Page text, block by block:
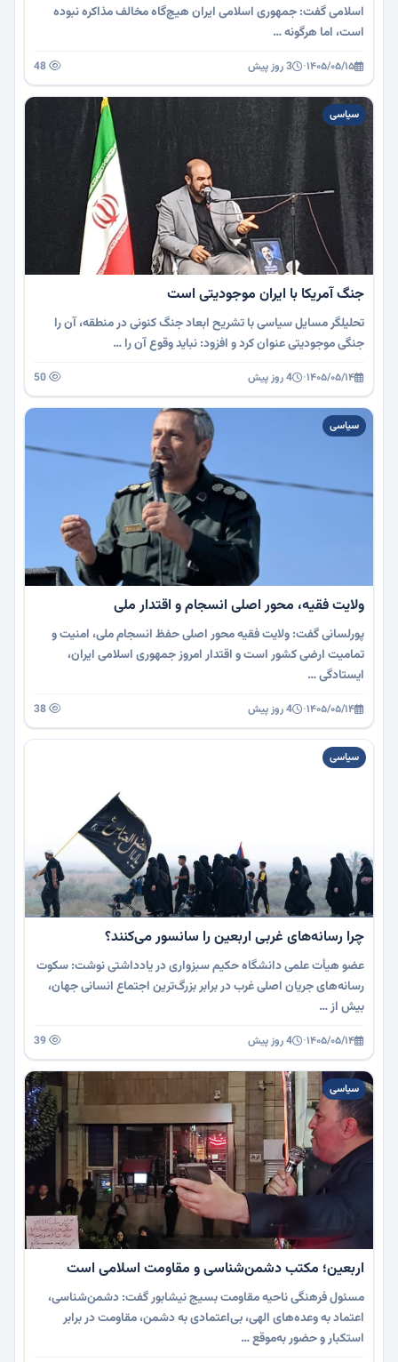
اسلامی گفت: جمهوری اسلامی ایران هیچ‌گاه مخالف مذاکره نبوده
است، اما هرگونه …
۱۴۰۵/۰۵/۱۵· 3 روز پیش
سیاسی
جنگ آمریکا با ایران موجودیتی است
تحلیلگر مسایل سیاسی با تشریح ابعاد جنگ کنونی در منطقه، آن را
جنگی موجودیتی عنوان کرد و افزود: نباید وقوع آن را …
۱۴۰۵/۰۵/۱۴· 4 روز پیش
سیاسی
ولایت فقیه، محور اصلی انسجام و اقتدار ملی
پورلسانی گفت: ولایت فقیه محور اصلی حفظ انسجام ملی، امنیت و
تمامیت ارضی کشور است و اقتدار امروز جمهوری اسلامی ایران،
ایستادگی …
۱۴۰۵/۰۵/۱۴· 4 روز پیش
سیاسی
چرا رسانه‌های غربی اربعین را سانسور می‌کنند؟
عضو هیأت علمی دانشگاه حکیم سبزواری در یادداشتی نوشت: سکوت
رسانه‌های جریان اصلی غرب در برابر بزرگ‌ترین اجتماع انسانی جهان،
بیش از …
۱۴۰۵/۰۵/۱۴· 4 روز پیش
سیاسی
اربعین؛ مکتب دشمن‌شناسی و مقاومت اسلامی است
مسئول فرهنگی ناحیه مقاومت بسیج نیشابور گفت: دشمن‌شناسی،
اعتماد به وعده‌های الهی، بی‌اعتمادی به دشمن، مقاومت در برابر
استکبار و حضور به‌موقع …